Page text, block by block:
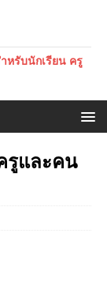
หรับนักเรียน ครู
รูและคน